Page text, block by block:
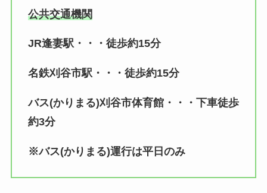
公共交通機関
JR逢妻駅・・・徒歩約15分
名鉄刈谷市駅・・・徒歩約15分
バス(かりまる)刈谷市体育館・・・下車徒歩
約3分
※バス(かりまる)運行は平日のみ